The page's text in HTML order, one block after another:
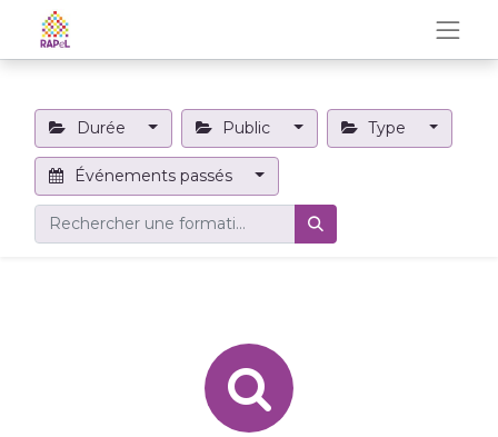
Durée Public Type
Événements passés